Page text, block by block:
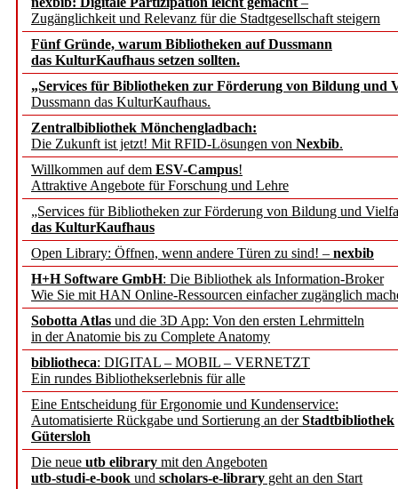
Zugänglichkeit und Relevanz für die Stadtgesellschaft steigern
Fünf Gründe, warum Bibliotheken auf Dussmann
das KulturKaufhaus setzen sollten.
„Services für Bibliotheken zur Förderung von Bildung und
Dussmann das KulturKaufhaus.
Zentralbibliothek Mönchengladbach:
Die Zukunft ist jetzt! Mit RFID-Lösungen von Nexbib.
Willkommen auf dem ESV-Campus!
Attraktive Angebote für Forschung und Lehre
„Services für Bibliotheken zur Förderung von Bildung und
das KulturKaufhaus
Open Library: Öffnen, wenn andere Türen zu sind! – nexbib
H+H Software GmbH: Die Bibliothek als Information-Broker
Wie Sie mit HAN Online-Ressourcen einfacher zugänglich
Sobotta Atlas und die 3D App: Von den ersten Lehrmitteln
in der Anatomie bis zu Complete Anatomy
bibliotheca: DIGITAL – MOBIL – VERNETZT
Ein rundes Bibliothekserlebnis für alle
Eine Entscheidung für Ergonomie und Kundenservice:
Automatisierte Rückgabe und Sortierung an derStadtbibliothek
Gütersloh
Die neue utb elibrary mit den Angeboten
utb-studi-e-book und scholars-e-library geht an den Start
Erfolgreiches erstes
Segment Research –
angepasst
konstruktiv!
Mohr Siebeck
und die Zeitschrift für
Francke Attempto
EBSCO Information
Recherchefunktionen in
Sorbisches Institut neu
Geschichte und